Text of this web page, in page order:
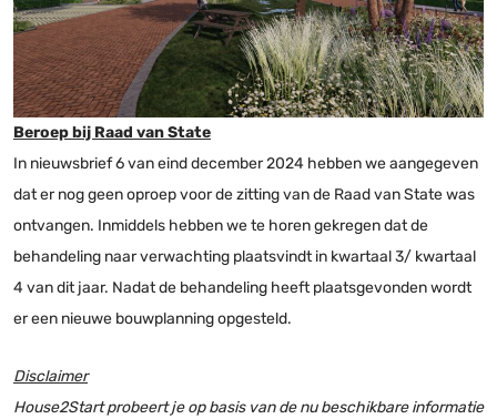
Beroep bij Raad van State
In nieuwsbrief 6 van eind december 2024 hebben we aangegeven
dat er nog geen oproep voor de zitting van de Raad van State was
ontvangen. Inmiddels hebben we te horen gekregen dat de
behandeling naar verwachting plaatsvindt in kwartaal 3/ kwartaal
4 van dit jaar. Nadat de behandeling heeft plaatsgevonden wordt
er een nieuwe bouwplanning opgesteld.
Disclaimer
House2Start probeert je op basis van de nu beschikbare informatie